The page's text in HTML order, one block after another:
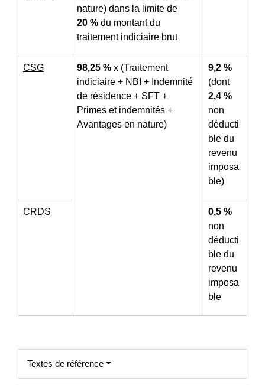
nature) dans la limite de
20 % du montant du
traitement indiciaire brut
CSG 98,25 % x (Traitement
indiciaire + NBI + Indemnité
de résidence + SFT +
Primes et indemnités +
Avantages en nature)
9,2 %
(dont
2,4 %
non
déducti
ble du
revenu
imposa
ble)
CRDS
0,5 %
non
déducti
ble du
revenu
imposa
ble
Textes de référence